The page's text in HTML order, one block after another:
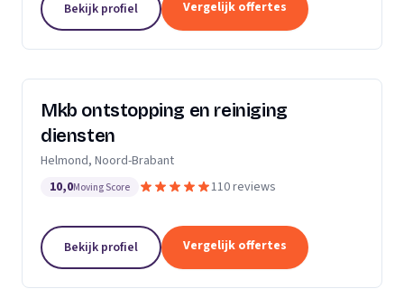
Bekijk profiel Vergelijk offertes
Mkb ontstopping en reiniging
diensten
Helmond, Noord-Brabant
10,0Moving Score 110 reviews
Bekijk profiel Vergelijk offertes